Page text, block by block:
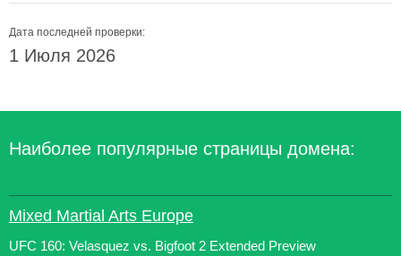
Дата последней проверки:
1 Июля 2026
Наиболее популярные страницы домена:
Mixed Martial Arts Europe
UFC 160: Velasquez vs. Bigfoot 2 Extended Preview